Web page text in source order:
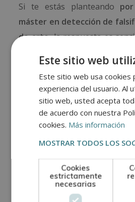
Si te estás planteando
máster en detección de
de arte, la respuesta es
formación única que te
en un área fascinante y muy
sector artístico. Este máster
tu conocimiento,
formación y fortalecer tu
dentro del mundo del arte.
Nuestro máster está
ti. Tiene unacarga lectiva
duración máxima deun año ,
tutorías individuales
para
Este sitio web
Este sitio web usa cookies
experiencia del usuario. Al
sitio web, usted acepta
de acuerdo con nuestra
cookies. Más información
MOSTRAR TODOS LOS
Cookies
estrictamente
necesarias